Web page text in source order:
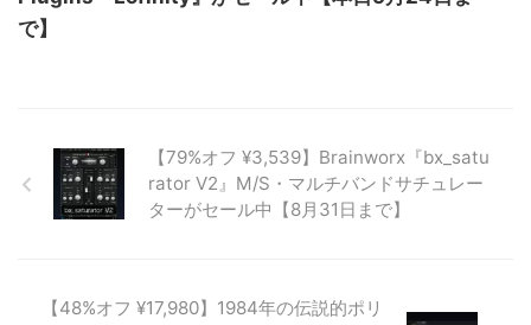
で】
【79%オフ ¥3,539】Brainworx『bx_satu
rator V2』M/S・マルチバンドサチュレー
ターがセール中【8月31日まで】
【48%オフ ¥17,980】1984年の伝説的ポリ